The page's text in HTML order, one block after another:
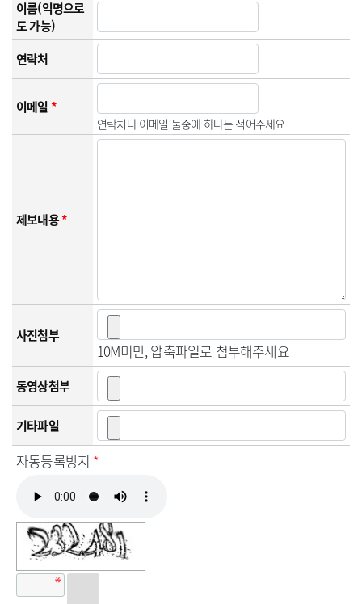
이름(익명으로
도 가능)
연락처
이메일*
연락처나 이메일 둘중에 하나는 적어주세요
제보내용*
사진첨부
10M미만, 압축파일로 첨부해주세요
동영상첨부
기타파일
자동등록방지 *